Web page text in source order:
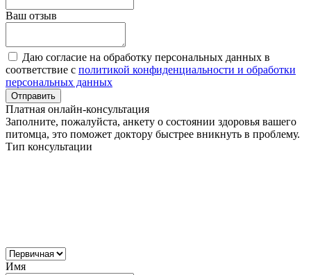
Ваш отзыв
Даю согласие на обработку персональных данных в
соответствие с политикой конфиденциальности и обработки
персональных данных
Отправить
Платная онлайн-консультация
Заполните, пожалуйста, анкету о состоянии здоровья вашего
питомца, это поможет доктору быстрее вникнуть в проблему.
Тип консультации
Имя